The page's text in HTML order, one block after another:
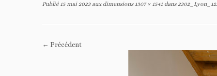
Publié 15 mai 2023 aux dimensions1307 × 1541 dans2302_Lyon_12.
← Précédent